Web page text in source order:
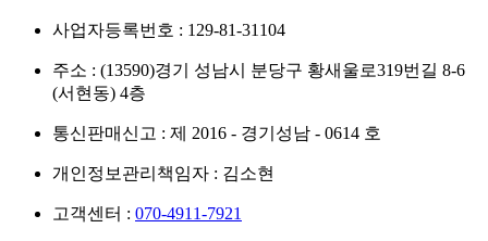
사업자등록번호 : 129-81-31104
주소 : (13590)경기 성남시 분당구 황새울로319번길 8-6
(서현동) 4층
통신판매신고 : 제 2016 - 경기성남 - 0614 호
개인정보관리책임자 : 김소현
고객센터 : 070-4911-7921